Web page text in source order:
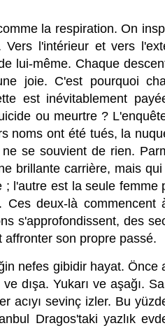
la respiration. On
Vers l'intérieur et vers
lui-même. Chaque
joie. C'est pourquoi
est inévitablement
ou meurtre ?
noms ont été tués, la
se souvient de rien.
brillante carrière, mais
; l'autre est la seule
Ces deux-là
s'approfondissent, des
affronter son propre passé.
nefes gibidir hayat. Önce
dışa. Yukarı ve aşağı.
acıyı sevinç izler. Bu
Dragos'taki yazlık